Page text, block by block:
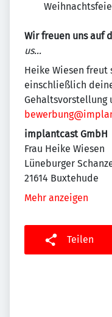
Wir freuen uns auf
us…
Heike Wiesen
einschließlich
Gehaltsvorstellung
implantcast GmbH
Frau Heike Wiesen
Lüneburger
21614 Buxtehude
Mehr anzeigen
Teilen